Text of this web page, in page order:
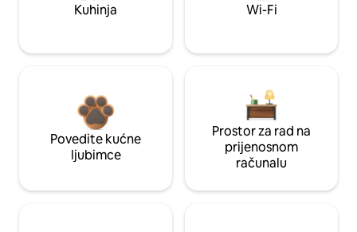
Kuhinja Wi-Fi
Povedite kućne
ljubimce
Prostor za rad na
prijenosnom
računalu